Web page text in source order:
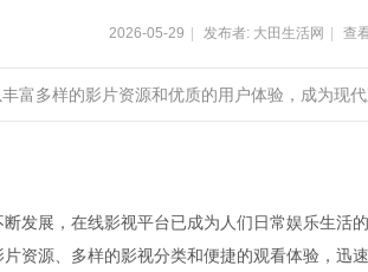
2026-05-29 发布者: 大田生活网 查
富多样的影片资源和优质的用户体验，成为现
发展，在线影视平台已成为人们日常娱乐生活
资源、多样的影视分类和便捷的观看体验，迅